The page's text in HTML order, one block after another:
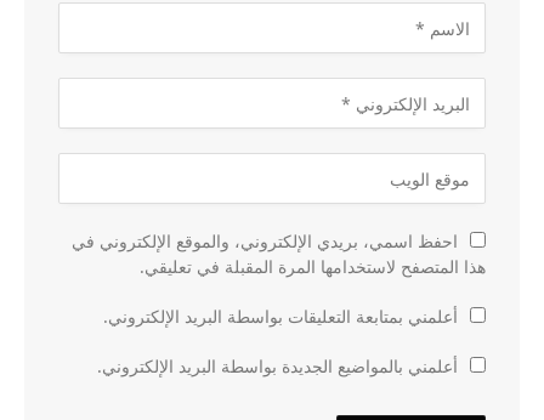
احفظ اسمي، بريدي الإلكتروني، والموقع الإلكتروني في
هذا المتصفح لاستخدامها المرة المقبلة في تعليقي.
أعلمني بمتابعة التعليقات بواسطة البريد الإلكتروني.
أعلمني بالمواضيع الجديدة بواسطة البريد الإلكتروني.